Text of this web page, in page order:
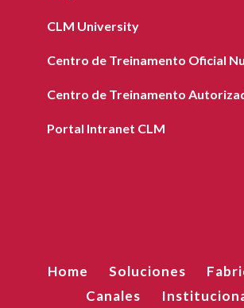
CLM University
Centro de Treinamento Oficial
Centro de Treinamento
Portal Intranet CLM
Home Soluciones
Canales